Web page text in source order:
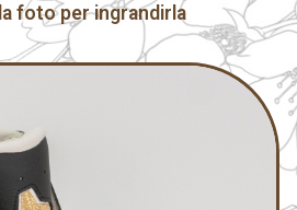
foto per ingrandirla